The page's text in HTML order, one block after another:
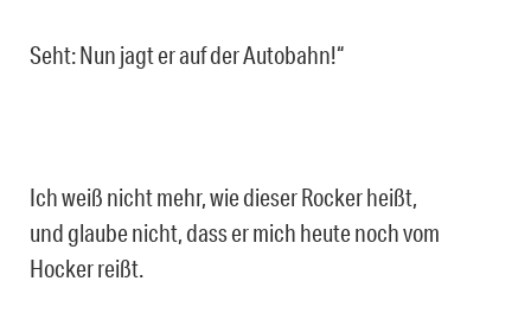
Seht: Nun jagt er auf der Autobahn!“
Ich weiß nicht mehr, wie dieser Rocker heißt,
und glaube nicht, dass er mich heute noch vom
Hocker reißt.